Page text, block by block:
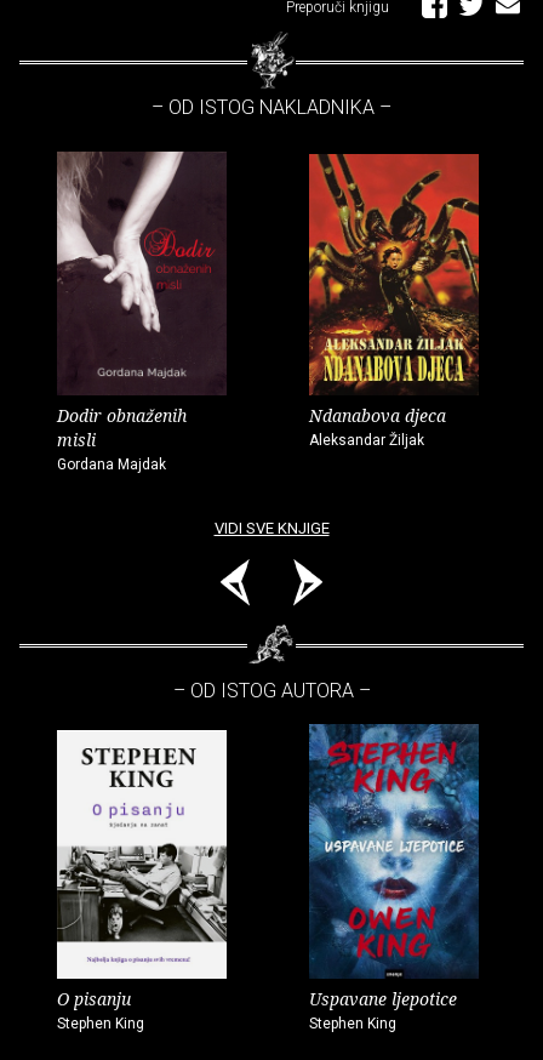
Preporuči knjigu
– OD ISTOG NAKLADNIKA –
Dodir obnaženih
misli
Gordana Majdak
Ndanabova djeca
Aleksandar Žiljak
VIDI SVE KNJIGE
– OD ISTOG AUTORA –
O pisanju
Stephen King
Uspavane ljepotice
Stephen King